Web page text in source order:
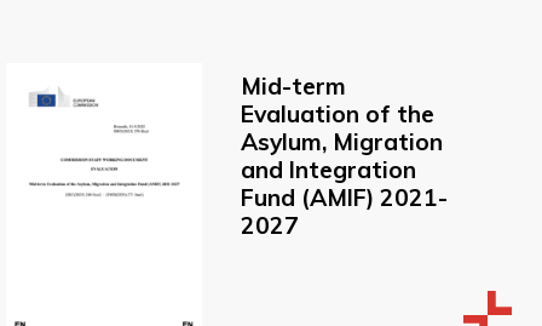
Mid-term
Evaluation of the
Asylum, Migration
and Integration
Fund (AMIF) 2021-
2027